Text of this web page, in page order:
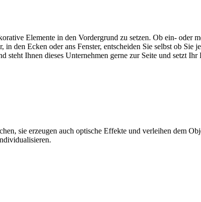
Elemente in den Vordergrund zu setzen. Ob ein- oder
den Ecken oder ans Fenster, entscheiden Sie selbst ob
steht Ihnen dieses Unternehmen gerne zur Seite und setzt
sie erzeugen auch optische Effekte und verleihen dem